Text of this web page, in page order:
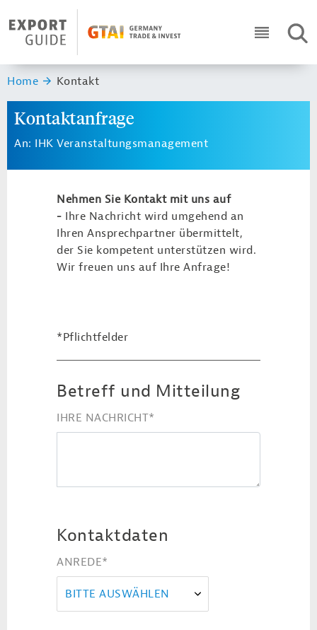
Header Logo
ICON
Sie sind hier:
Home Kontakt
Kontaktanfrage
An: IHK Veranstaltungsmanagement
Nehmen Sie Kontakt mit uns auf
- Ihre Nachricht wird umgehend an
Ihren Ansprechpartner übermittelt,
der Sie kompetent unterstützen wird.
Wir freuen uns auf Ihre Anfrage!
*Pflichtfelder
Betreff und Mitteilung
IHRE NACHRICHT*
Kontaktdaten
ANREDE*
BITTE AUSWÄHLEN